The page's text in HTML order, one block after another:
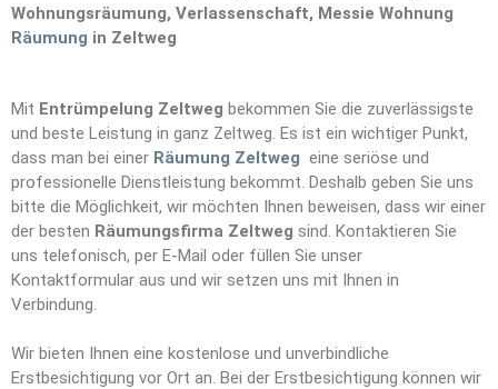
Wohnungsräumung, Verlassenschaft, Messie Wohnung
Räumung in Zeltweg
Mit Entrümpelung Zeltweg bekommen Sie die zuverlässigste
und beste Leistung in ganz Zeltweg. Es ist ein wichtiger Punkt,
dass man bei einer Räumung Zeltweg eine seriöse und
professionelle Dienstleistung bekommt. Deshalb geben Sie uns
bitte die Möglichkeit, wir möchten Ihnen beweisen, dass wir einer
der besten Räumungsfirma Zeltweg sind. Kontaktieren Sie
uns telefonisch, per E-Mail oder füllen Sie unser
Kontaktformular aus und wir setzen uns mit Ihnen in
Verbindung.
Wir bieten Ihnen eine kostenlose und unverbindliche
Erstbesichtigung vor Ort an. Bei der Erstbesichtigung können wir